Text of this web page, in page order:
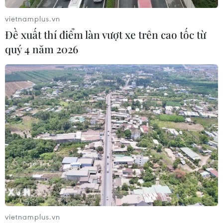
06/08/2026 22:56
Iran và Oman thống nhất mở lại eo biển Hormuz
trong 60 ngày
06/08/2026 12:25
vietnamplus.vn
Đề xuất thí điểm làn vượt xe trên cao tốc từ
quý 4 năm 2026
vietnamplus.vn